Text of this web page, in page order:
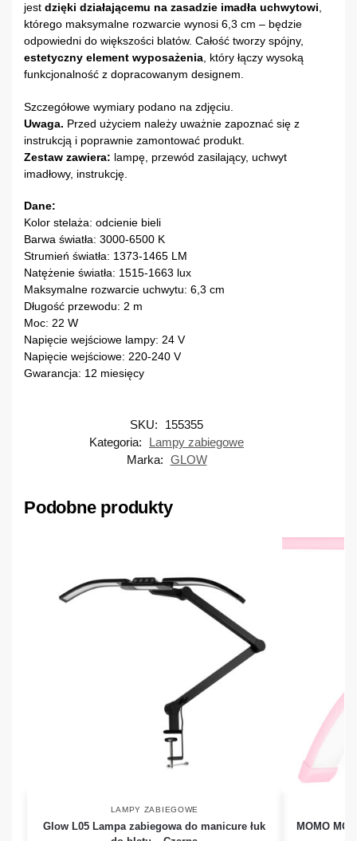
jest dzięki działającemu na zasadzie imadła uchwytowi
którego maksymalne rozwarcie wynosi 6,3 cm – będzie
odpowiedni do większości blatów. Całość tworzy spójny,
estetyczny element wyposażenia , który łączy wysoką
funkcjonalność z dopracowanym designem.
Szczegółowe wymiary podano na zdjęciu.
Uwaga. Przed użyciem należy uważnie zapoznać się z
instrukcją i poprawnie zamontować produkt.
Zestaw zawiera: lampę, przewód zasilający, uchwyt
imadłowy, instrukcję.
Dane:
Kolor stelaża: odcienie bieli
Barwa światła: 3000-6500 K
Strumień światła: 1373-1465 LM
Natężenie światła: 1515-1663 lux
Maksymalne rozwarcie uchwytu: 6,3 cm
Długość przewodu: 2 m
Moc: 22 W
Napięcie wejściowe lampy: 24 V
Napięcie wejściowe: 220-240 V
Gwarancja: 12 miesięcy
SKU:
155355
Kategoria:
Lampy zabiegowe
Marka: GLOW
Podobne produkty
LAMPY ZABIEGOWE
Glow L05 Lampa zabiegowa do manicure łuk
MOMO